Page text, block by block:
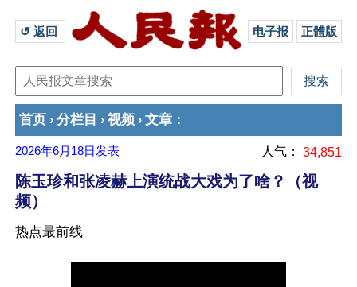
↺ 返回 电子报 正體版
首页 › 分栏目 › 视频 › 文章 ：
2026年6月18日 发表 人气： 34,851
陈玉珍和张凌赫上演统战大戏为了啥？（视
频）
热点最前线